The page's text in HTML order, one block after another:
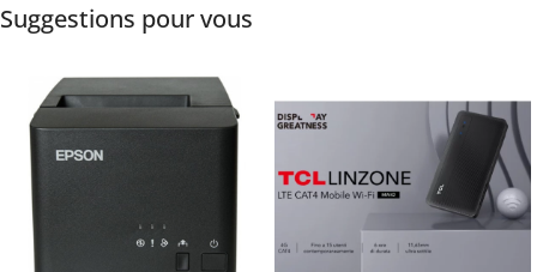
Suggestions pour vous